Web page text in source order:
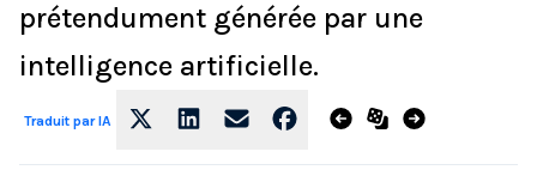
prétendument générée par une
intelligence artificielle.
Traduit par IA